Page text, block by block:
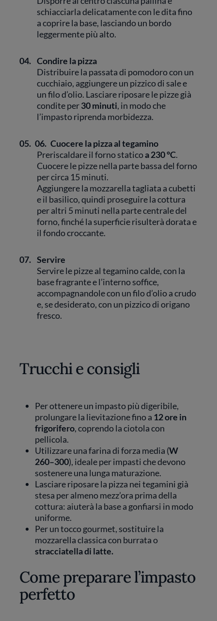
schiacciarla delicatamente con le dita fino
a coprire la base, lasciando un bordo
leggermente più alto.
04. Condire la pizza
Distribuire la passata di pomodoro con un
cucchiaio, aggiungere un pizzico di sale e
un filo d’olio. Lasciare riposare le pizze già
condite per30 minuti, in modo che
l’impasto riprenda morbidezza.
05. 06. Cuocere la pizza al tegamino
Preriscaldare il forno staticoa 230 °C.
Cuocere le pizze nella parte bassa del forno
per circa 15 minuti.
Aggiungere la mozzarella tagliata a cubetti
e il basilico, quindi proseguire la cottura
per altri 5 minuti nella parte centrale del
forno, finché la superficie risulterà dorata e
il fondo croccante.
07. Servire
Servire le pizze al tegamino calde, con la
base fragrante e l’interno soffice,
accompagnandole con un filo d’olio a crudo
e, se desiderato, con un pizzico di origano
fresco.
Trucchi e consigli
Per ottenere un impasto più digeribile,
prolungare la lievitazione fino a 12 ore in
frigorifero, coprendo la ciotola con
pellicola.
Utilizzare una farina di forza media (W
260–300), ideale per impasti che devono
sostenere una lunga maturazione.
Lasciare riposare la pizza nei tegamini già
stesa per almeno mezz’ora prima della
cottura: aiuterà la base a gonfiarsi in modo
uniforme.
Per un tocco gourmet, sostituire la
mozzarella classica con burrata o
stracciatella di latte.
Come preparare l’impasto
perfetto